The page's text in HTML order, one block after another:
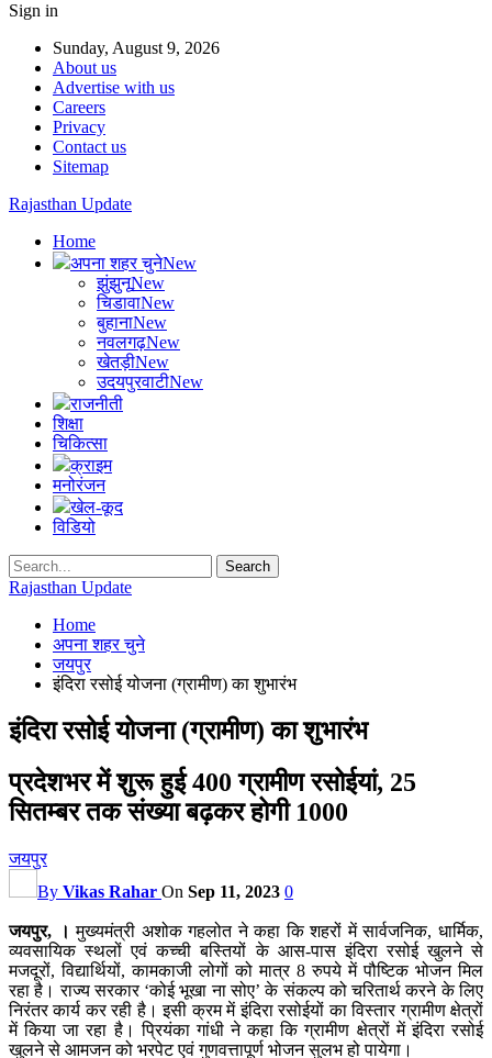
Sign in
Sunday, August 9, 2026
About us
Advertise with us
Careers
Privacy
Contact us
Sitemap
Rajasthan Update
Home
अपना शहर चुनेNew
झुंझुनूNew
चिडावाNew
बुहानाNew
नवलगढ़New
खेतड़ीNew
उदयपुरवाटीNew
राजनीती
शिक्षा
चिकित्सा
क्राइम
मनोरंजन
खेल-कूद
विडियो
Rajasthan Update
Home
अपना शहर चुने
जयपुर
इंदिरा रसोई योजना (ग्रामीण) का शुभारंभ
इंदिरा रसोई योजना (ग्रामीण) का शुभारंभ
प्रदेशभर में शुरू हुई 400 ग्रामीण रसोईयां, 25
सितम्बर तक संख्या बढ़कर होगी 1000
जयपुर
By Vikas Rahar On Sep 11, 2023 0
जयपुर, । मुख्यमंत्री अशोक गहलोत ने कहा कि शहरों में सार्वजनिक, धार्मिक,
व्यवसायिक स्थलों एवं कच्ची बस्तियों के आस-पास इंदिरा रसोई खुलने से
मजदूरों, विद्यार्थियों, कामकाजी लोगों को मात्र 8 रुपये में पौष्टिक भोजन मिल
रहा है। राज्य सरकार ‘कोई भूखा ना सोए’ के संकल्प को चरितार्थ करने के लिए
निरंतर कार्य कर रही है। इसी क्रम में इंदिरा रसोईयों का विस्तार ग्रामीण क्षेत्रों
में किया जा रहा है। प्रियंका गांधी ने कहा कि ग्रामीण क्षेत्रों में इंदिरा रसोई
खुलने से आमजन को भरपेट एवं गुणवत्तापूर्ण भोजन सुलभ हो पायेगा।